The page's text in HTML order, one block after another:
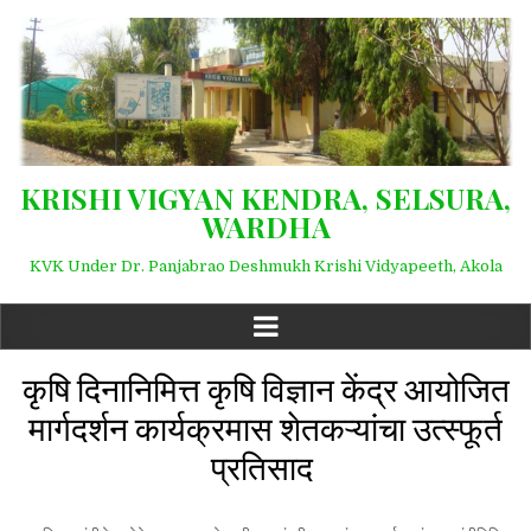
KRISHI VIGYAN KENDRA, SELSURA,
WARDHA
KVK Under Dr. Panjabrao Deshmukh Krishi Vidyapeeth, Akola
कृषि दिनानिमित्त कृषि विज्ञान केंद्र आयोजित
मार्गदर्शन कार्यक्रमास शेतकऱ्यांचा उत्स्फूर्त
प्रतिसाद